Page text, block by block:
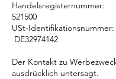
521500
USt-
DE32974142
Der Kontakt zu
ausdrücklich untersagt.